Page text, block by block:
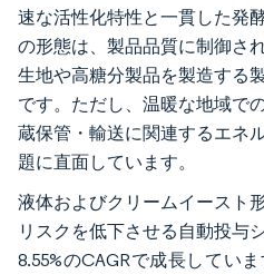
速な活性化特性と一貫した発
の形態は、製品品質に制御さ
生地や高糖分製品を製造する
です。ただし、温暖な地域で
蔵保管・輸送に関連するエネ
題に直面しています。
液体およびクリームイースト
リスクを低下させる自動投与
8.55%のCAGRで成長してい